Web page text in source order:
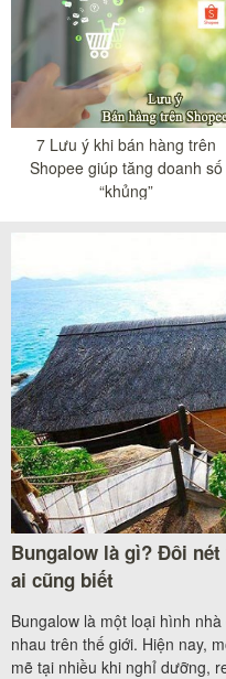
7 Lưu ý khi bán hàng trên
Shopee giúp tăng doanh số
“khủng”
Bungalow là gì? Đôi
ai cũng biết
Bungalow là một loại hình
nhau trên thế giới. Hiện nay,
mẽ tại nhiều khi nghỉ dưỡng,